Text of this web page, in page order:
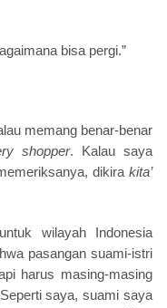
bisa pergi.”
memang benar-benar
shopper. Kalau saya
dikira kita’
untuk wilayah Indonesia
pasangan suami-istri
harus masing-masing
saya, suami saya